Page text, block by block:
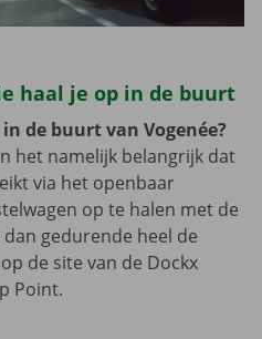
haal je op in de buurt
de buurt van Vogenée?
het namelijk belangrijk dat
via het openbaar
op te halen met de
gedurende heel de
de site van de Dockx
Point.